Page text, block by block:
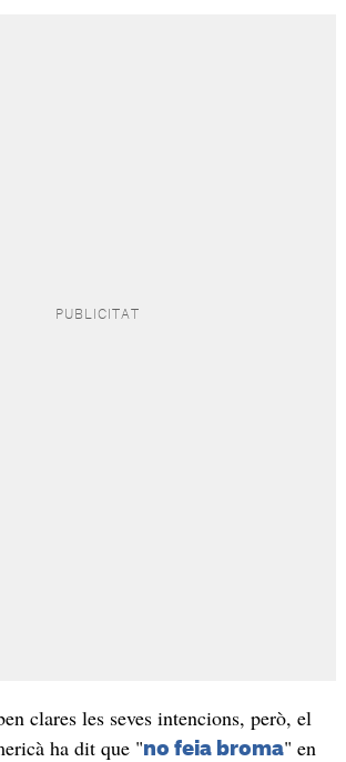
clares les seves intencions, però, el
ha dit que "no feia broma" en